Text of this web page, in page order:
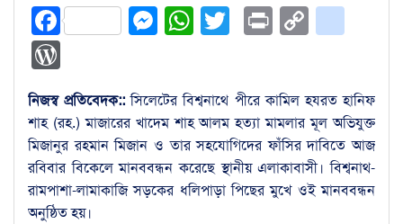
FacebookMessenger
WhatsApp
Twitter
PrintCopy
নিজস্ব প্রতিবেদক::সিলেটের বিশ্বনাথে পীরে কামিল হযরত হানিফ
শাহ (রহ.) মাজারের খাদেম শাহ আলম হত্যা মামলার মূল অভিযুক্ত
মিজানুর রহমান মিজান ও তার সহযোগিদের ফাঁসির দাবিতে আজ
রবিবার বিকেলে মানববন্ধন করেছে স্থানীয় এলাকাবাসী। বিশ্বনাথ-
রামপাশা-লামাকাজি সড়কের ধলিপাড়া পিছের মুখে ওই মানববন্ধন
অনুষ্ঠিত হয়।